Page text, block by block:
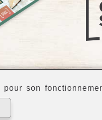
pour son